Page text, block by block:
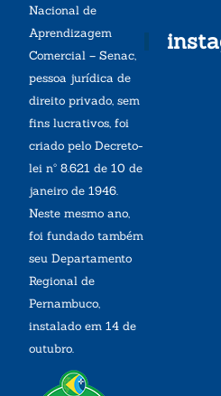
Nacional de
Aprendizagem
Comercial – Senac,
pessoa jurídica de
direito privado, sem
fins lucrativos, foi
criado pelo Decreto-
lei nº 8.621 de 10 de
janeiro de 1946.
Neste mesmo ano,
foi fundado também
seu Departamento
Regional de
Pernambuco,
instalado em 14 de
outubro.